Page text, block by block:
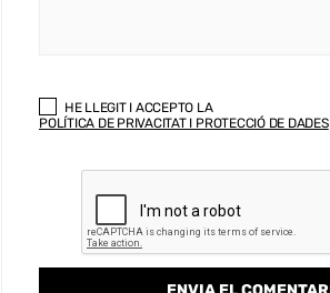
HE LLEGIT I ACCEPTO LA
POLÍTICA DE PRIVACITAT I PROTECCIÓ DE DADES